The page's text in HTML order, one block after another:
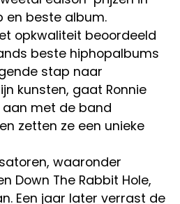
en beste album.
opkwaliteit beoordeeld
beste hiphopalbums
stap naar
kunsten, gaat Ronnie
met de band
zetten ze een unieke
waaronder
Down The Rabbit Hole,
Een jaar later verrast de